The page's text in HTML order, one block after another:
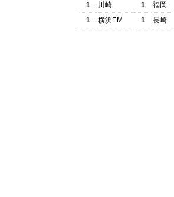
1
川崎 1
福岡
1
横浜FM 1 長崎